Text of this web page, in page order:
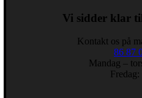
Vi sidder klar
Kontakt os på
86 87
Mandag –